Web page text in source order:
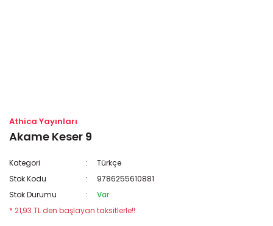
Athica Yayınları
Akame Keser 9
Kategori
Türkçe
Stok Kodu
9786255610881
Stok Durumu
Var
* 21,93 TL den başlayan taksitlerle!!